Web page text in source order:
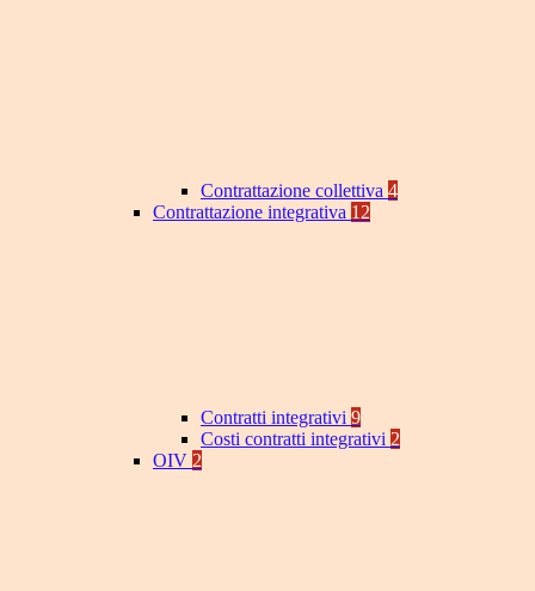
Contrattazione collettiva 4
Contrattazione integrativa 12
Contratti integrativi 9
Costi contratti integrativi 2
OIV 2